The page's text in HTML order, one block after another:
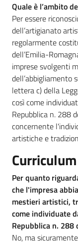
Quale è l’ambito
Per essere
dell’artigianato
regolarmente
dell’Emilia-
imprese svolgenti
dell’abbigliamento
lettera c) della
così come
Repubblica n. 288
concernente
artistiche e
Per quanto
che l'impresa
mestieri artistici,
come individuate
Repubblica n. 288
No, ma